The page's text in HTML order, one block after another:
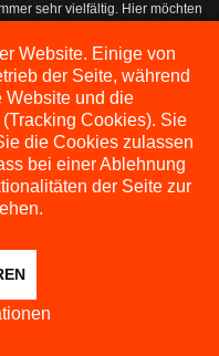
sehr vielfältig. Hier möchten
Betrieben nur noch das Haus
HISTORISCH
Website. Einige von
der Seite, während
Website und die
Cookies). Sie
die Cookies zulassen
bei einer Ablehnung
der Seite zur